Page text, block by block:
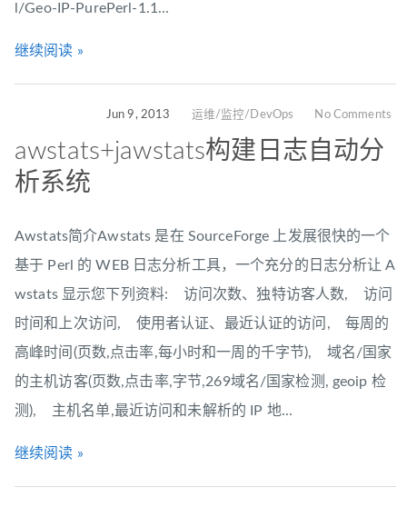
l/Geo-IP-PurePerl-1.1...
继续阅读 »
Jun 9, 2013 运维/监控/DevOps No Comments
awstats+jawstats构建日志自动分
析系统
Awstats简介Awstats 是在 SourceForge 上发展很快的一个
基于 Perl 的 WEB 日志分析工具，一个充分的日志分析让 A
wstats 显示您下列资料: 访问次数、独特访客人数, 访问
时间和上次访问, 使用者认证、最近认证的访问, 每周的
高峰时间(页数,点击率,每小时和一周的千字节), 域名/国家
的主机访客(页数,点击率,字节,269域名/国家检测, geoip 检
测), 主机名单,最近访问和未解析的 IP 地...
继续阅读 »